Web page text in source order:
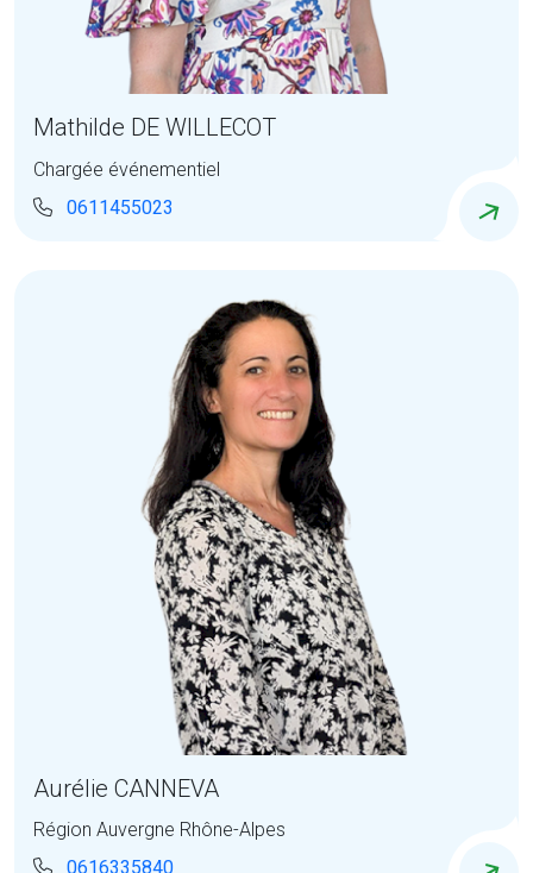
Mathilde DE WILLECOT
Chargée événementiel
0611455023
Aurélie CANNEVA
Région Auvergne Rhône-Alpes
0616335840